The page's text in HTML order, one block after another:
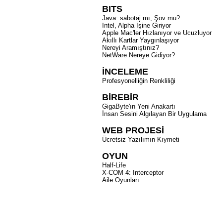
BITS
Java: sabotaj mı, Şov mu?
Intel, Alpha İşine Giriyor
Apple Mac'ler Hızlanıyor ve Ucuzluyor
Akıllı Kartlar Yaygınlaşıyor
Nereyi Aramıştınız?
NetWare Nereye Gidiyor?
İNCELEME
Profesyonelliğin Renkliliği
BİREBİR
GigaByte'ın Yeni Anakartı
İnsan Sesini Algılayan Bir Uygulama
WEB PROJESİ
Ücretsiz Yazılımın Kıymeti
OYUN
Half-Life
X-COM 4: Interceptor
Aile Oyunları